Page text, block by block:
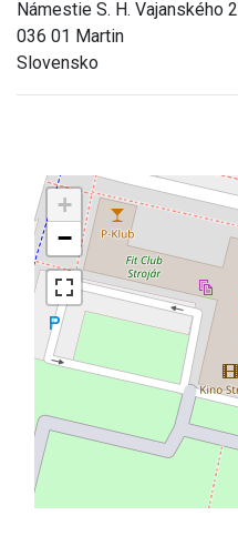
Námestie S. H. Vajanského 2
036 01 Martin
Slovensko
+
−